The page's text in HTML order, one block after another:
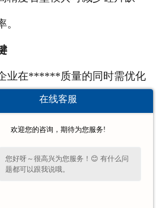
在******质量的同时需优化
艺改进提升材料利用率，是平
径。
为石墨模具创造机遇，供应
场需求，以可靠产品和创新方
在线客服
欢迎您的咨询，期待为您服务!
您好呀～很高兴为您服务！😊 有什么问
题都可以跟我说哦。